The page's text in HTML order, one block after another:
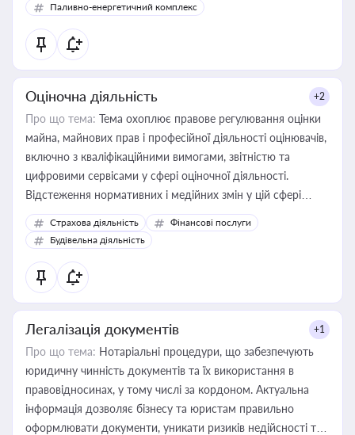
Паливно-енергетичний комплекс
Оціночна діяльність +2
Про що тема: Тема охоплює правове регулювання оцінки
майна, майнових прав і професійної діяльності оцінювачів,
включно з кваліфікаційними вимогами, звітністю та
цифровими сервісами у сфері оціночної діяльності.
Відстеження нормативних і медійних змін у цій сфері
корисне для власника бізнесу, керівника, юриста або
бухгалтера під час оподаткування, приватизації, оренди
державного майна, корпоративних угод і перевірки
статусу суб'єктів оціночної діяльності
Страхова діяльність
Фінансові послуги
Будівельна діяльність
Легалізація документів +1
Про що тема: Нотаріальні процедури, що забезпечують
юридичну чинність документів та їх використання в
правовідносинах, у тому числі за кордоном. Актуальна
інформація дозволяє бізнесу та юристам правильно
оформлювати документи, уникати ризиків недійсності та